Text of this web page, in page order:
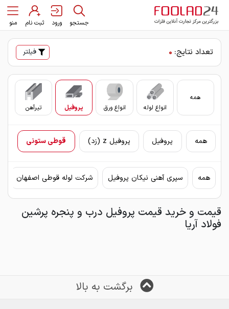
جستجو ورود ثبت نام منو
تعداد نتایج: 0 فیلتر
همه
انواع لوله
انواع ورق پروفیل تیرآهن
همه پروفیل پروفیل z (زد) قوطی ستونی
همه سپری آهنی نیکان پروفیل شرکت لوله قوطی اصفهان
قیمت و خرید قیمت پروفیل درب و پنجره پرشین
فولاد آریا
برگشت به بالا